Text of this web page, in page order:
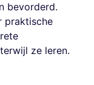
bevorderd.
praktische
ze leren.